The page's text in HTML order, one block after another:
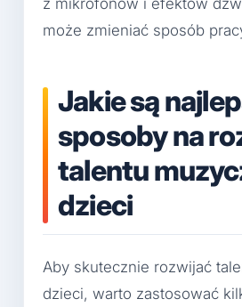
z mikrofonów i efektów
może zmieniać sposób
Jakie są
sposoby na
talentu
dzieci
Aby skutecznie rozwijać
dzieci, warto zastosować